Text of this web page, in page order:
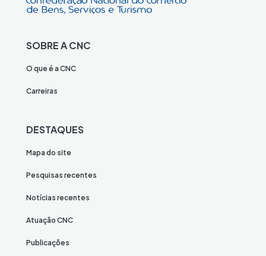
SOBRE A CNC
O que é a CNC
Carreiras
DESTAQUES
Mapa do site
Pesquisas recentes
Notícias recentes
Atuação CNC
Publicações